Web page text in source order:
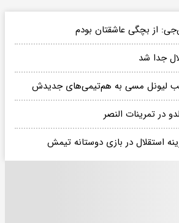
از بچگی عاشقتان بودم
جدا شد
لیونل مسی به هم‌تیمی‌های جدیدش
در تمرینات النصر
استقلال در بازی دوستانه تیمش